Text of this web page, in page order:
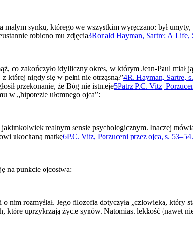
małym synku, którego we wszystkim wyręczano: był
robiono mu zdjęcia3Ronald Hayman, Sartre: A Life,
co zakończyło idylliczny okres, w którym Jean-Paul miał
której nigdy się w pełni nie otrząsnął”4R. Hayman, Sartre,
przekonanie, że Bóg nie istnieje5Patrz P.C. Vitz,
w „hipotezie ułomnego ojca”:
realnym sensie psychologicznym. Inaczej
ukochaną matkę6P.C. Vitz, Porzuceni przez ojca, s. 53–54.
na punkcie ojcostwa:
nim rozmyślał. Jego filozofia dotyczyła „człowieka, który
które uprzykrzają życie synów. Natomiast lekkość (nawet